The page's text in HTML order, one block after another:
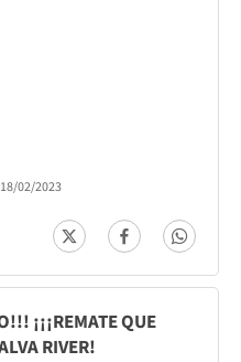
18/02/2023
¡¡¡REMATE QUE
RIVER!